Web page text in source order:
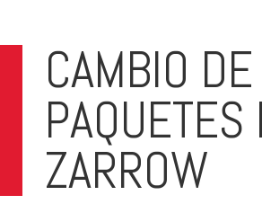
CAMBIO DE
PAQUETES
ZARROW